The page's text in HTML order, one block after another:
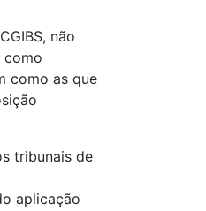
não
como
como as que
tribunais de
aplicação